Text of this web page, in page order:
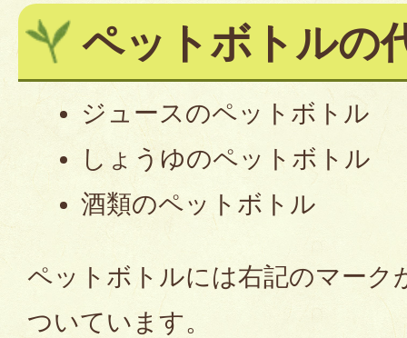
ペットボトルの
ジュースのペットボトル
しょうゆのペットボトル
酒類のペットボトル
ペットボトルには右記のマーク
ついています。